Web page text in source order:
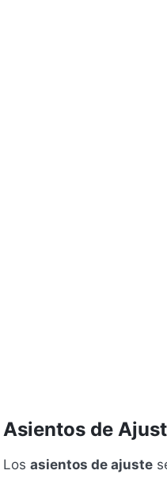
Asientos de
Los asientos de ajuste